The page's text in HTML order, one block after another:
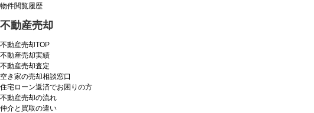
物件閲覧履歴
不動産売却
不動産売却TOP
不動産売却実績
不動産売却査定
空き家の売却相談窓口
住宅ローン返済でお困りの方
不動産売却の流れ
仲介と買取の違い